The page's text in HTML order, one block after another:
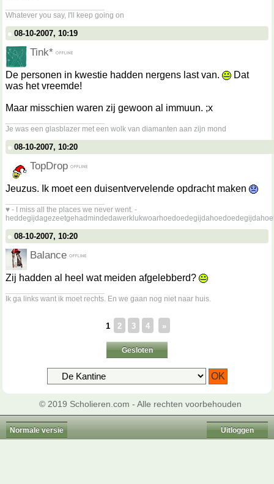
Whatever you say, I'll keep going on
08-10-2007, 10:19
Tink*
De personen in kwestie hadden nergens last van.
Dat
was het vreemde!
Maar misschien waren zij gewoon al immuun. ;x
Je was een glasblazer met een wolk van diamanten aan zijn mond
08-10-2007, 10:20
TopDrop
Jeuzus. Ik moet een duisentvervelende opdracht maken
♥ - I miss all the places we never went. -
08-10-2007, 10:20
Balance
Zij hadden al heel wat meiden afgelebberd?
Ik ga links want ik moet rechts. En we gaan nog niet naar huis.
1 2 3 4 »
Gesloten
© 2019 Scholieren.com - Alle rechten voorbehouden
Normale versie Uitloggen